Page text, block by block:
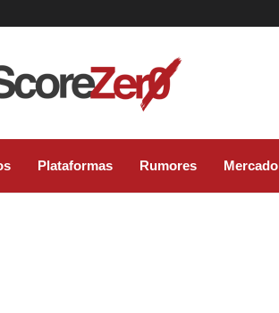
Plataformas Rumores Mercado